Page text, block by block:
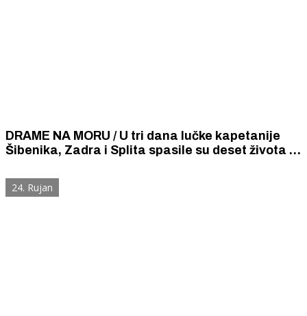
DRAME NA MORU / U tri dana lučke kapetanije
Šibenika, Zadra i Splita spasile su deset života u
24. Rujan